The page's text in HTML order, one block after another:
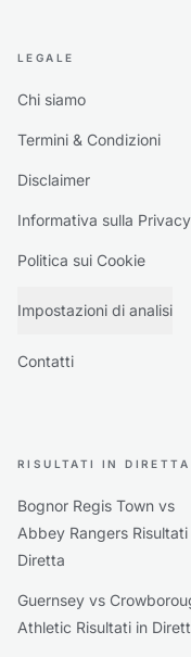
LEGALE
Chi siamo
Termini & Condizioni
Disclaimer
Informativa sulla Privacy
Politica sui Cookie
Impostazioni di analisi
Contatti
RISULTATI IN DIRETTA
Bognor Regis Town vs
Abbey Rangers Risultati
Diretta
Guernsey vs
Athletic Risultati in